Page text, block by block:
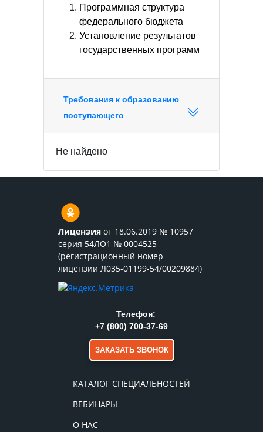
Программная структура
федерального бюджета
Установление результатов
государственных программ
Требования к образованию
поступающего
Не найдено
Лицензия от 18.06.2019 № 10957
серия 54ЛО1 № 0004525
(регистрационный номер
лицензии Л035-01199-54/00209884)
КАТАЛОГ СПЕЦИАЛЬНОСТЕЙ
ВЕБИНАРЫ
О НАС
Телефон:
+7 (800) 700-37-69
ЗАКАЗАТЬ ЗВОНОК